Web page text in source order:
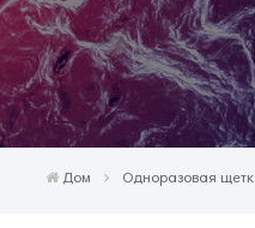
Дом Одноразовая